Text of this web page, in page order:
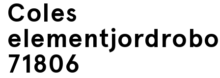
Coles
71806